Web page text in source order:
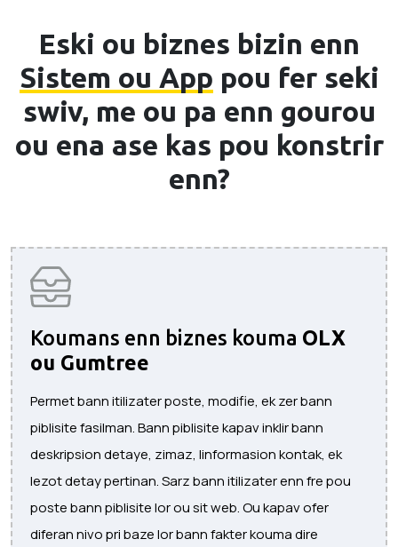
Eski ou biznes bizin enn
Sistem ou App pou fer seki
swiv, me ou pa enn gourou
ou ena ase kas pou konstrir
enn?
Koumans enn biznes kouma OLX
ou Gumtree
Permet bann itilizater poste, modifie, ek zer bann
piblisite fasilman. Bann piblisite kapav inklir bann
deskripsion detaye, zimaz, linformasion kontak, ek
lezot detay pertinan. Sarz bann itilizater enn fre pou
poste bann piblisite lor ou sit web. Ou kapav ofer
diferan nivo pri baze lor bann fakter kouma dire